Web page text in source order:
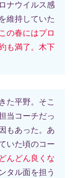
ナウイルス感
維持していた
この春にはプロ
も満了。木下
た平野。そこ
当コーチだっ
もあった。あ
いた頃のコー
んどん良くな
タル面を担う